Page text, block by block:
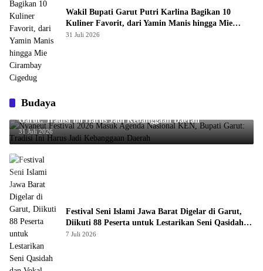
Wakil Bupati Garut Putri Karlina Bagikan 10
Kuliner Favorit, dari Yamin Manis hingga Mie
Cirambay Cigedug
31 Juli 2026
Budaya
Nyaneut Festival 2026 Masuk Agenda Nasional KEN, Bupati
Garut: Tradisi Ini Harus Jadi Kebanggaan Daerah
31 Juli 2026
Festival Seni Islami Jawa Barat Digelar di Garut,
Diikuti 88 Peserta untuk Lestarikan Seni Qasidah
dan Vokal Religi
7 Juli 2026